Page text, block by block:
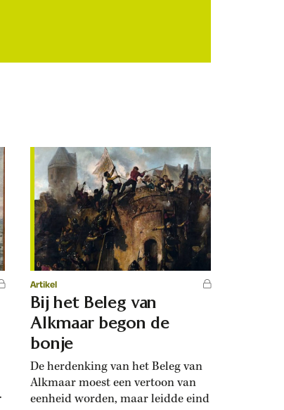
Artikel
Bij het Beleg van
Alkmaar begon de
bonje
De herdenking van het Beleg van
Alkmaar moest een vertoon van
eenheid worden, maar leidde eind